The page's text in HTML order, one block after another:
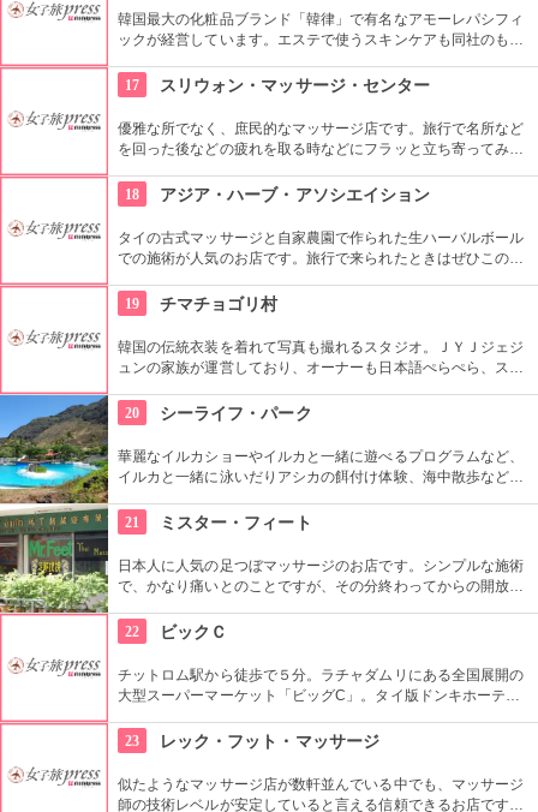
韓国最大の化粧品ブランド「韓律」で有名なアモーレパシフィ
ックが経営しています。エステで使うスキンケアも同社のもの
す。
17 スリウォン・マッサージ・センター
優雅な所でなく、庶民的なマッサージ店です。旅行で名所など
を回った後などの疲れを取る時などにフラッと立ち寄ってみる
確かです。
18 アジア・ハーブ・アソシエイション
タイの古式マッサージと自家農園で作られた生ハーバルボール
での施術が人気のお店です。旅行で来られたときはぜひこのお
備というのもうれしいところです。
19 チマチョゴリ村
韓国の伝統衣装を着れて写真も撮れるスタジオ。ＪＹＪジェジ
ュンの家族が運営しており、オーナーも日本語ぺらぺら、スタ
男性や小さな子供用の衣装も沢山あり、カップル写真に家族写
真、友達同士の記念にもってこい。
20 シーライフ・パーク
華麗なイルカショーやイルカと一緒に遊べるプログラムなど、
イルカと一緒に泳いだりアシカの餌付け体験、海中散歩など、
ヌイグルミやTシャツなどオリジナルグッズも人気です。
21 ミスター・フィート
日本人に人気の足つぼマッサージのお店です。シンプルな施術
で、かなり痛いとのことですが、その分終わってからの開放
たあとなどにおすすめのお店です。
22 ビックＣ
チットロム駅から徒歩で５分。ラチャダムリにある全国展開の
大型スーパーマーケット「ビッグC」。タイ版ドンキホーテと
23
レック・フット・マッサージ
似たようなマッサージ店が数軒並んでいる中でも、マッサージ
師の技術レベルが安定していると言える信頼できるお店です。